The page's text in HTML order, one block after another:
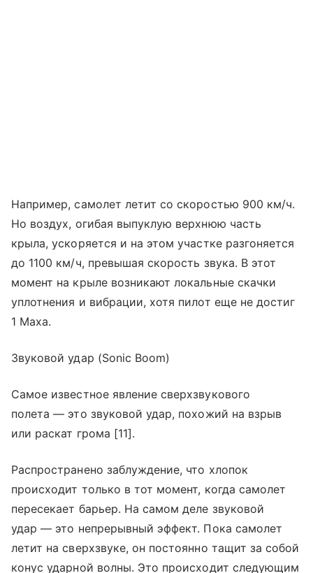
Например, самолет летит со скоростью 900 км/ч.
Но воздух, огибая выпуклую верхнюю часть
крыла, ускоряется и на этом участке разгоняется
до 1100 км/ч, превышая скорость звука. В этот
момент на крыле возникают локальные скачки
уплотнения и вибрации, хотя пилот еще не достиг
1 Маха.
Звуковой удар (Sonic Boom)
Самое известное явление сверхзвукового
полета — это звуковой удар, похожий на взрыв
или раскат грома [11].
Распространено заблуждение, что хлопок
происходит только в тот момент, когда самолет
пересекает барьер. На самом деле звуковой
удар — это непрерывный эффект. Пока самолет
летит на сверхзвуке, он постоянно тащит за собой
конус ударной волны. Это происходит следующим